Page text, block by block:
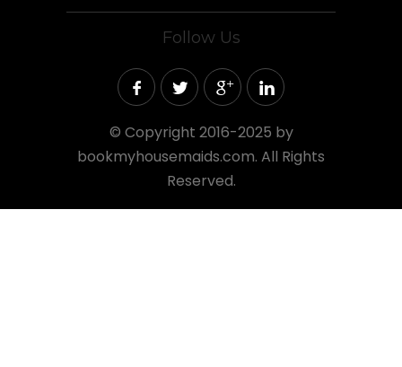
Follow Us
© Copyright 2016-2025 by
bookmyhousemaids.com. All Rights
Reserved.